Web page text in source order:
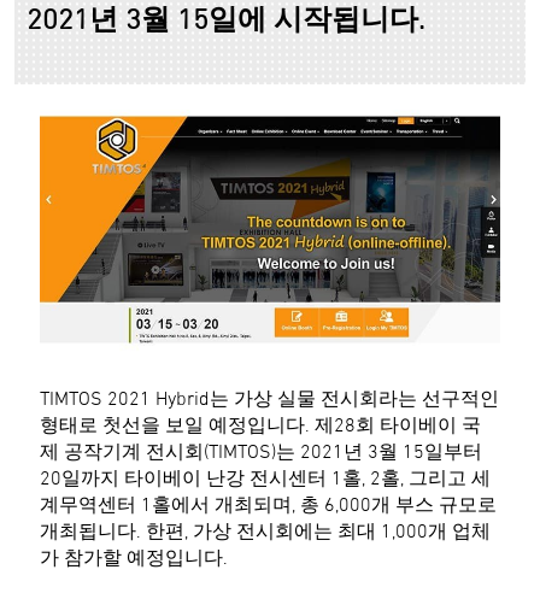
2021년 3월 15일에 시작됩니다.
TIMTOS 2021 Hybrid는 가상 실물 전시회라는 선구적인
형태로 첫선을 보일 예정입니다. 제28회 타이베이 국
제 공작기계 전시회(TIMTOS)는 2021년 3월 15일부터
20일까지 타이베이 난강 전시센터 1홀, 2홀, 그리고 세
계무역센터 1홀에서 개최되며, 총 6,000개 부스 규모로
개최됩니다. 한편, 가상 전시회에는 최대 1,000개 업체
가 참가할 예정입니다.